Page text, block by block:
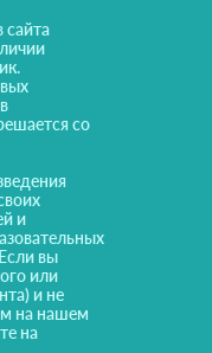
сайта
со
и
вы
или
и не
на нашем
на